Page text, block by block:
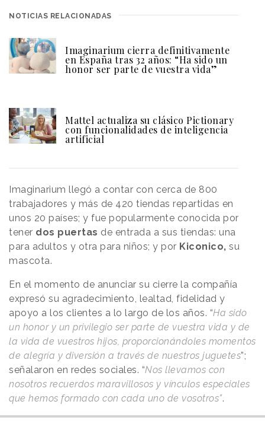
NOTICIAS RELACIONADAS
Imaginarium cierra definitivamente
en España tras 32 años: “Ha sido un
honor ser parte de vuestra vida”
Mattel actualiza su clásico Pictionary
con funcionalidades de inteligencia
artificial
Imaginarium llegó a contar con cerca de 800
trabajadores y más de 420 tiendas repartidas en
unos 20 países; y fue popularmente conocida por
tener dos puertas de entrada a sus tiendas: una
para adultos y otra para niños; y por Kiconico, su
mascota.
En el momento de anunciar su cierre la compañía
expresó su agradecimiento, lealtad, fidelidad y
apoyo a los clientes a lo largo de los años. “Ha sido
un honor y un privilegio ser parte de vuestra vida y de
la vida de vuestros hijos, proporcionándoles momentos
de alegría y diversión a través de nuestros juguetes”;
señalaron en redes sociales. “Nos llevamos con
nosotros recuerdos maravillosos y vínculos especiales
que hemos formado con cada uno de vosotros”.